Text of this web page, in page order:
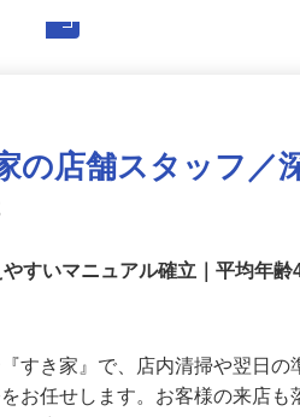
の店舗スタッフ／
すいマニュアル確立｜平均年
すき家』で、店内清掃や翌日